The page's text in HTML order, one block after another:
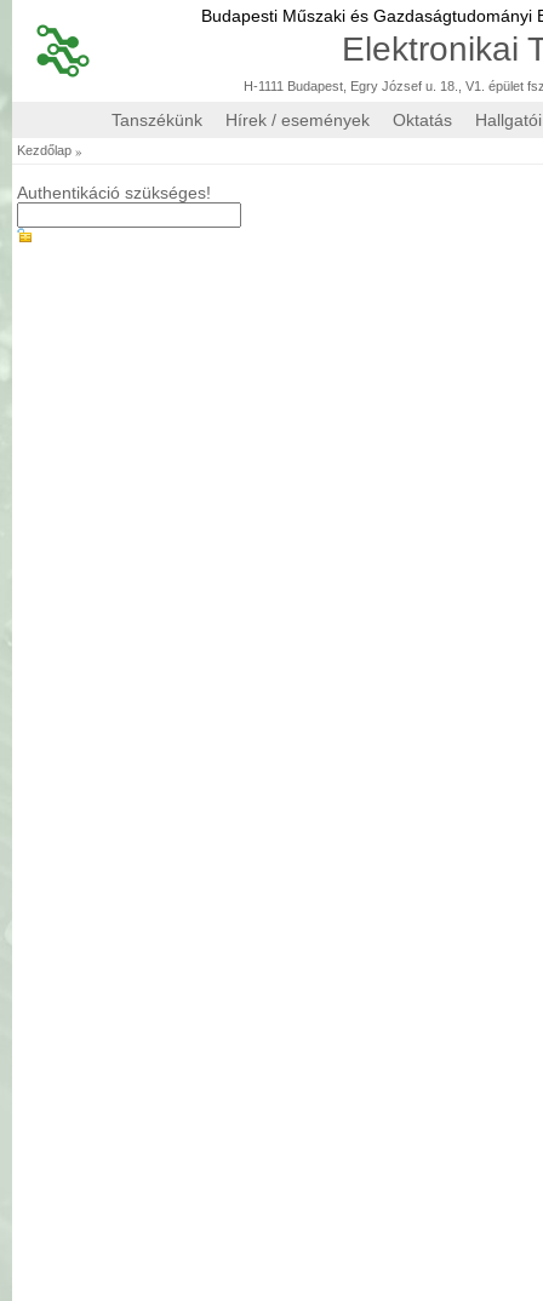
Budapesti Műszaki és Gazdaságtudományi
Elektronikai
H-1111 Budapest, Egry József u. 18., V1. épület
Tanszékünk Hírek / események Oktatás
Kezdőlap »
Authentikáció szükséges!